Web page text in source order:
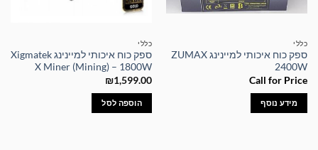
כללי
ספק כוח איכותי למיינינג ZUMAX
2400W
Call for Price
מידע נוסף
כללי
ספק כוח איכותי למיינינג Xigmatek
X Miner (Mining) – 1800W
₪1,599.00
הוספה לסל